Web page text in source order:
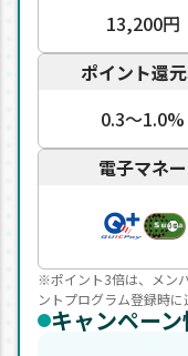
13,200円
ポイント還
0.3〜1.0%
電子マネー
※ポイント3倍は、メン
ントプログラム登録時に
キャンペー